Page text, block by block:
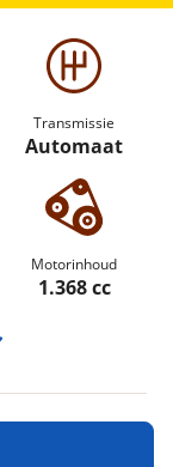
Transmissie
Automaat
Motorinhoud
1.368 cc